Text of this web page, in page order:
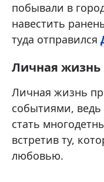
побывали в
навестить
туда отправился
Личная жизнь
Личная жизнь
событиями, ведь
стать
встретив ту,
любовью.